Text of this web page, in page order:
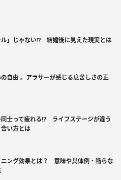
ル」じゃない⁉ 結婚後に見えた現実とは
自由 。アラサーが感じる息苦しさの正
同士って疲れる⁉ ライフステージが違う
い方とは
ニング効果とは？ 意味や具体例・陥らな